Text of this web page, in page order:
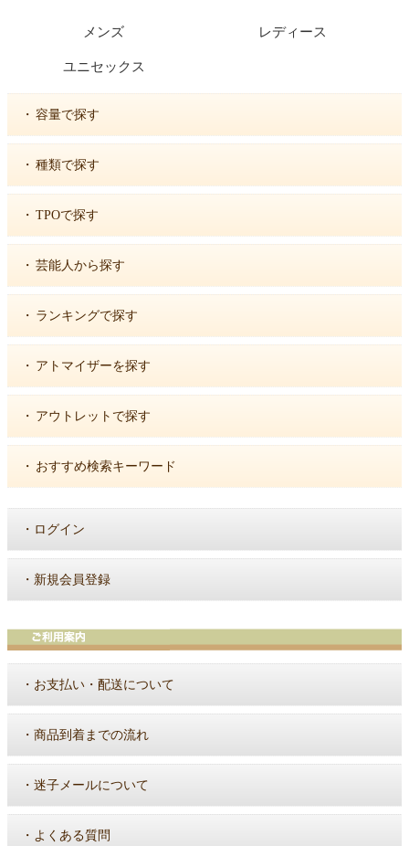
メンズ レディース
ユニセックス
・ 容量で探す
・ 種類で探す
・ TPOで探す
・ 芸能人から探す
・ ランキングで探す
・ アトマイザーを探す
・ アウトレットで探す
・ おすすめ検索キーワード
・ ログイン
・ 新規会員登録
・ お支払い・配送について
・ 商品到着までの流れ
・ 迷子メールについて
・ よくある質問